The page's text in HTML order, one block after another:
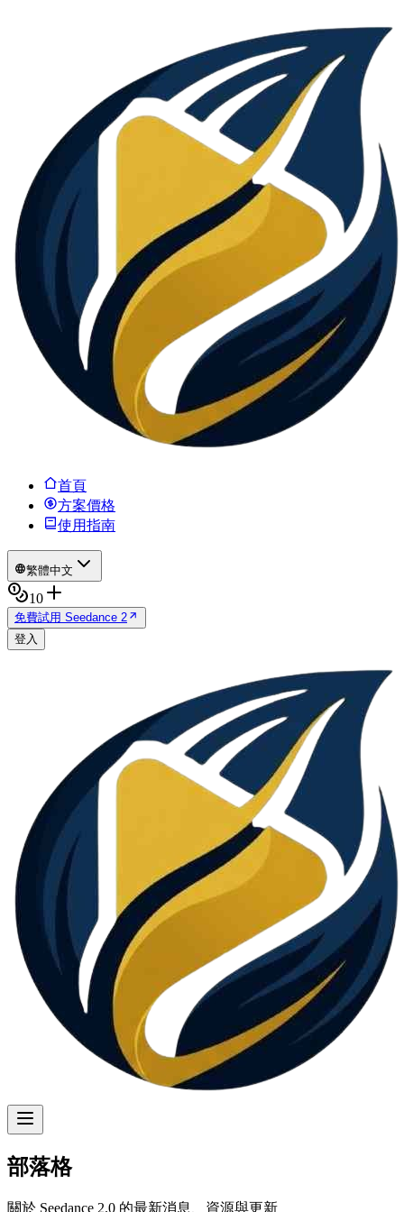
首頁
方案價格
使用指南
繁體中文
10
免費試用 Seedance 2
登入
部落格
關於 Seedance 2.0 的最新消息、資源與更新